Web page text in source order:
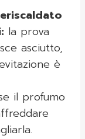
la prova
asciutto,
è
il profumo